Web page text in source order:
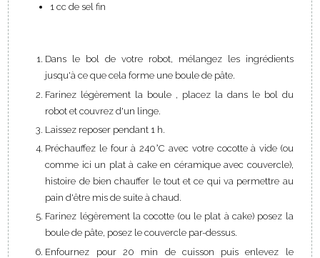
1 cc de sel fin
Dans le bol de votre robot, mélangez les ingrédients
jusqu'à ce que cela forme une boule de pâte.
Farinez légèrement la boule , placez la dans le bol du
robot et couvrez d'un linge.
Laissez reposer pendant 1 h.
Préchauffez le four à 240°C avec votre cocotte à vide (ou
comme ici un plat à cake en céramique avec couvercle),
histoire de bien chauffer le tout et ce qui va permettre au
pain d'être mis de suite à chaud.
Farinez légèrement la cocotte (ou le plat à cake) posez la
boule de pâte, posez le couvercle par-dessus.
Enfournez pour 20 min de cuisson puis enlevez le